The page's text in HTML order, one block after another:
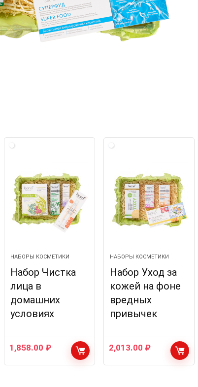
НАБОРЫ КОСМЕТИКИ
Набор Чистка
лица в
домашних
условиях
1,858.00 ₽
НАБОРЫ КОСМЕТИКИ
Набор Уход за
кожей на фоне
вредных
привычек
2,013.00 ₽